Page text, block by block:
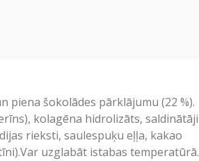
piena šokolādes pārklājumu (22 %).
kolagēna hidrolizāts, saldinātāji
rieksti, saulespuķu eļļa, kakao
uzglabāt istabas temperatūrā.